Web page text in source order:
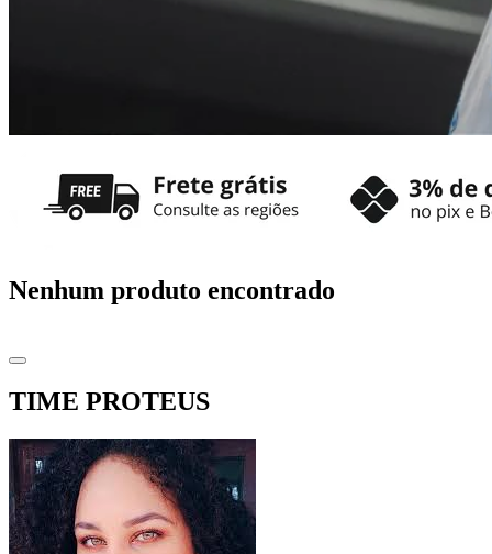
Nenhum produto encontrado
TIME PROTEUS